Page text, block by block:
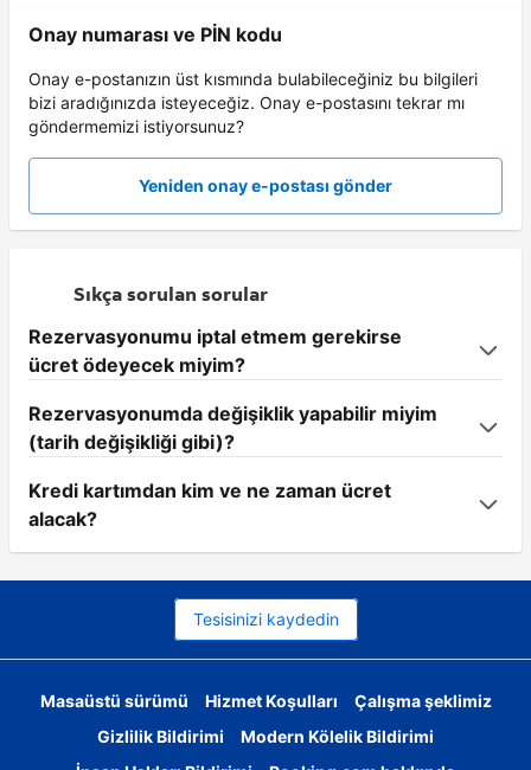
Onay numarası ve PİN kodu
Onay e-postanızın üst kısmında bulabileceğiniz bu bilgileri
bizi aradığınızda isteyeceğiz. Onay e-postasını tekrar mı
göndermemizi istiyorsunuz?
Yeniden onay e-postası gönder
Sıkça sorulan sorular
Rezervasyonumu iptal etmem gerekirse
ücret ödeyecek miyim?
Rezervasyonumda değişiklik yapabilir miyim
(tarih değişikliği gibi)?
Kredi kartımdan kim ve ne zaman ücret
alacak?
Tesisinizi kaydedin
Masaüstü sürümü Hizmet Koşulları
Çalışma şeklimiz
Gizlilik Bildirimi
Modern Kölelik Bildirimi